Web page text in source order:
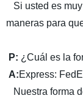
Si usted es
maneras para
P: ¿Cuál es la
A:Express:
Nuestra forma